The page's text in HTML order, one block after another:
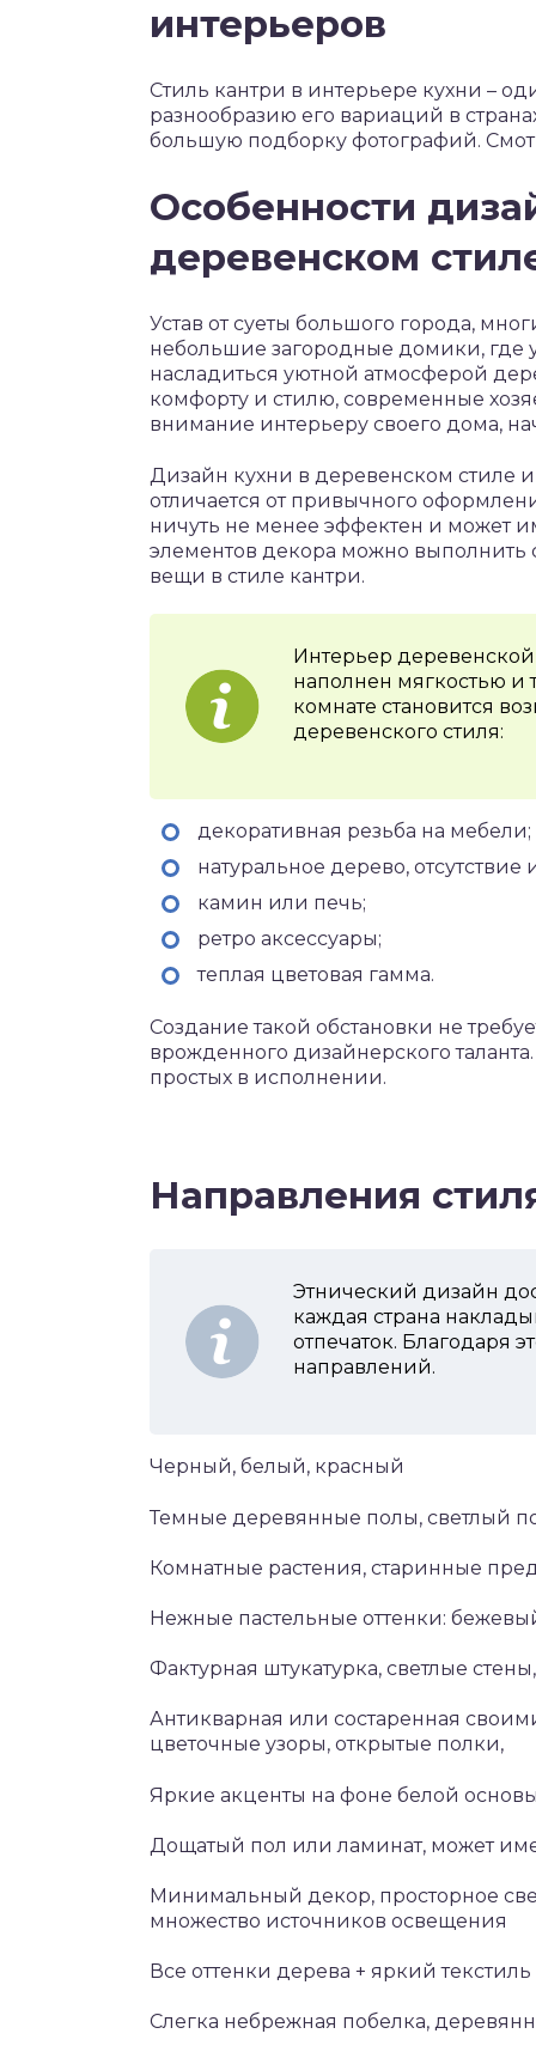
интерьеров
Стиль кантри в интерьере кухни –
разнообразию его вариаций в
большую подборку фотографий.
Особенности
деревенском
Устав от суеты большого города,
небольшие загородные домики, где
насладиться уютной атмосферой
комфорту и стилю, современные
внимание интерьеру своего дома,
Дизайн кухни в деревенском стиле
отличается от привычного
ничуть не менее эффектен и может
элементов декора можно
вещи в стиле кантри.
Интерьер
наполнен мягкостью и
комнате становится
деревенского стиля:
декоративная резьба на мебели;
натуральное дерево,
камин или печь;
ретро аксессуары;
теплая цветовая гамма.
Создание такой обстановки не
врожденного дизайнерского
простых в исполнении.
Направления
Этнический дизайн
каждая страна
отпечаток. Благодаря
направлений.
Черный, белый, красный
Темные деревянные полы, светлый
Комнатные растения, старинные
Нежные пастельные оттенки:
Фактурная штукатурка, светлые
Антикварная или состаренная
цветочные узоры, открытые полки,
Яркие акценты на фоне белой
Дощатый пол или ламинат, может
Минимальный декор, просторное
множество источников освещения
Все оттенки дерева + яркий текстиль
Слегка небрежная побелка,